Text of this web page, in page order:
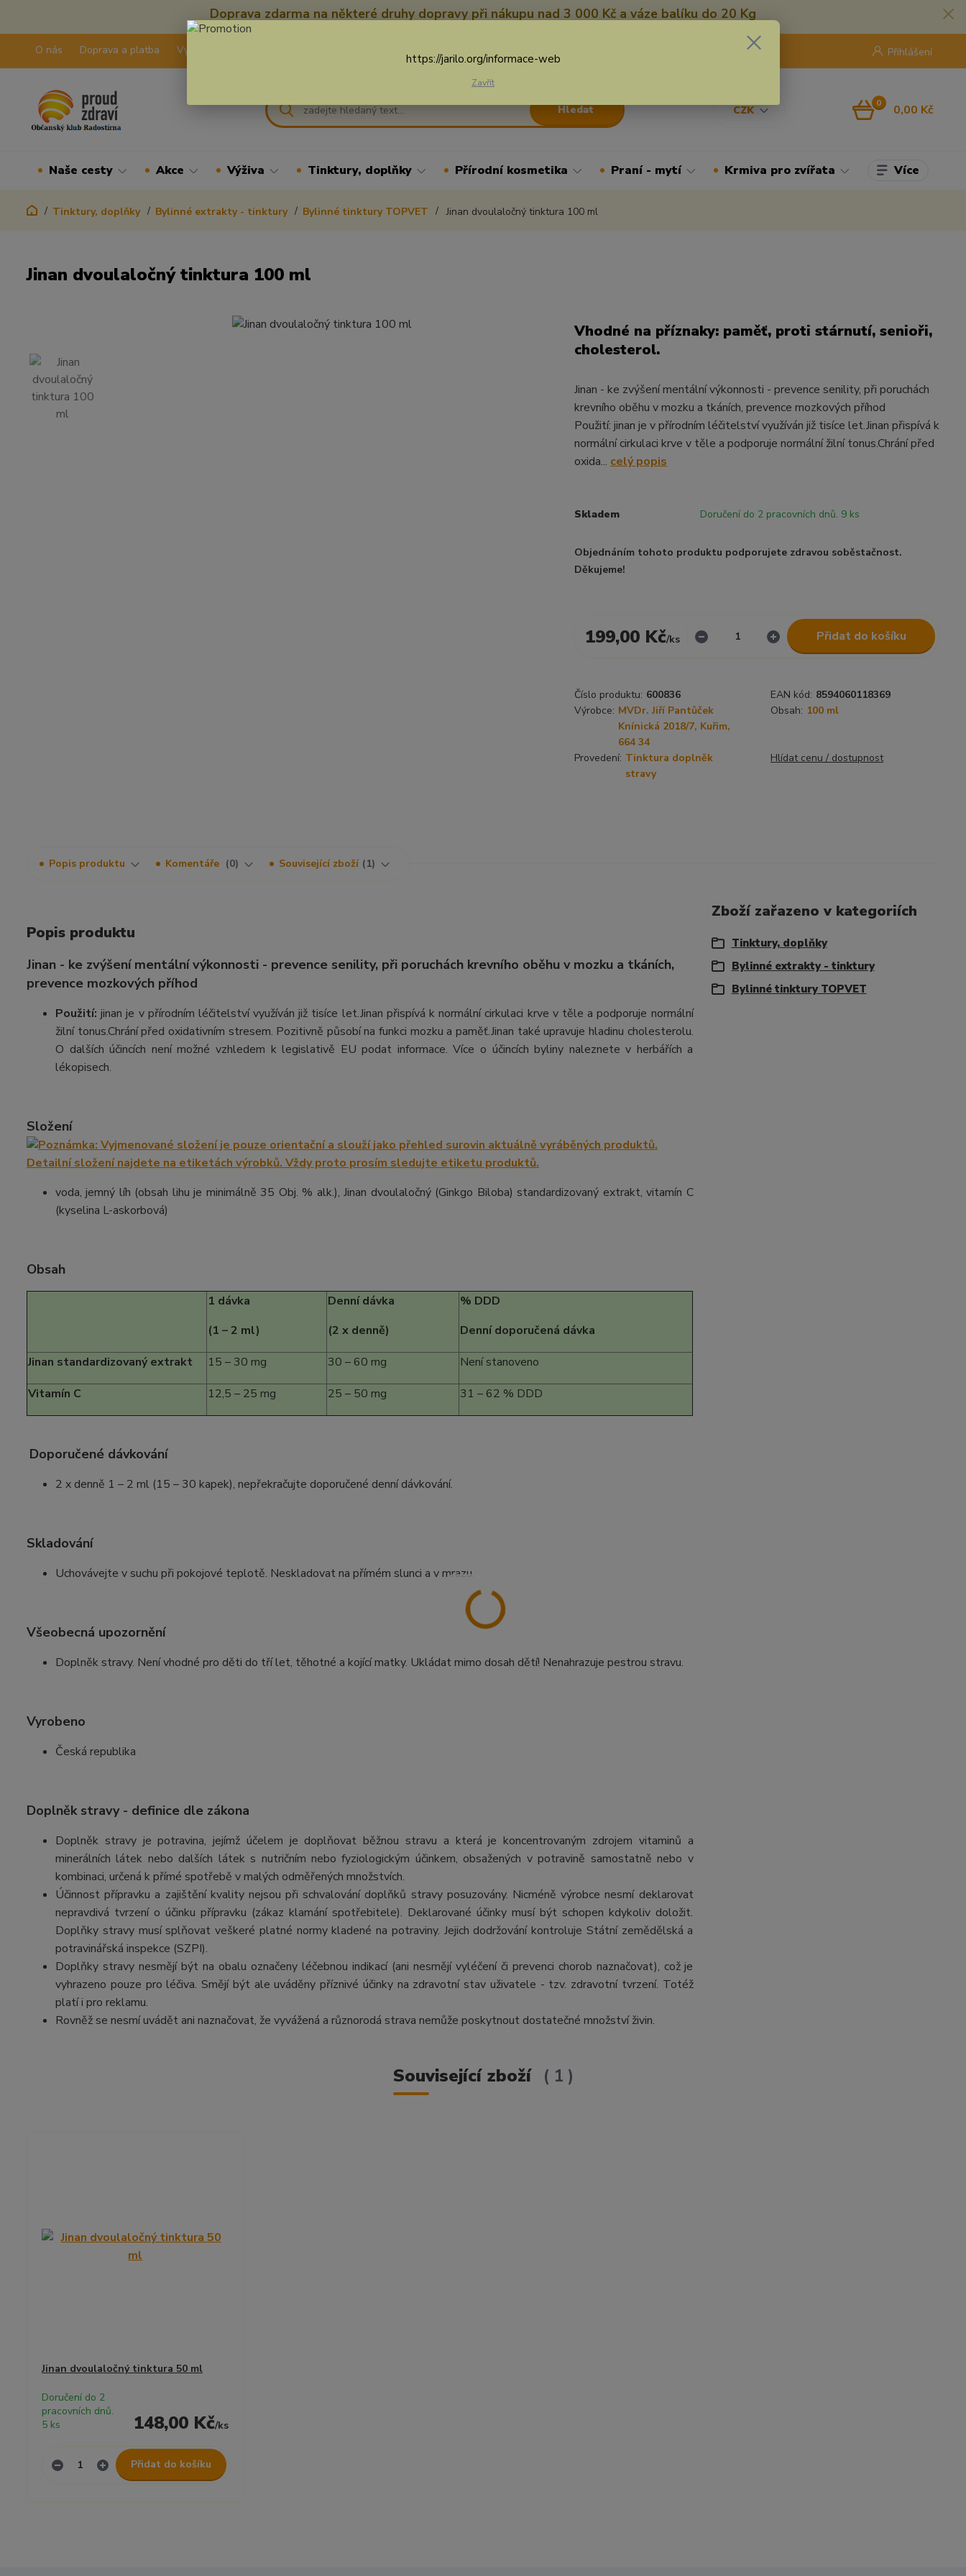
Doprava zdarma na některé druhy dopravy při nákupu nad 3 000 Kč a váze balíku do 20 Kg
O nás Doprava a platba Výdejní pravidla
CZK
Přihlášení
Hledat
8:00 - 16:30
0 0,00 Kč
Naše cesty Akce Výživa Tinktury, doplňky Přírodní kosmetika Praní - mytí Krmiva pro zvířata Více
Tinktury, doplňky Bylinné extrakty - tinktury Bylinné tinktury TOPVET Jinan dvoulaločný tinktura 100 ml
Jinan dvoulaločný tinktura 100 ml
Vhodné na příznaky: paměť, proti stárnutí, senioři,
cholesterol.
Jinan - ke zvýšení mentální výkonnosti - prevence senility, při poruchách
krevního oběhu v mozku a tkáních, prevence mozkových příhod
Použití: jinan je v přírodním léčitelství využíván již tisíce let.Jinan přispívá k
normální cirkulaci krve v těle a podporuje normální žilní tonus.Chrání před
oxida... celý popis
Skladem Doručení do 2 pracovních dnů. 9 ks
Objednáním tohoto produktu podporujete zdravou soběstačnost.
Děkujeme!
199,00 Kč/ks Přidat do košíku
Číslo produktu: 600836 EAN kód: 8594060118369
Výrobce: MVDr. Jiří Pantůček
Knínická 2018/7, Kuřim,
664 34
Obsah: 100 ml
Provedení: Tinktura doplněk
stravy
Hlídat cenu / dostupnost
Popis produktu Komentáře 0 Související zboží 1
Popis produktu
Jinan - ke zvýšení mentální výkonnosti - prevence senility, při poruchách krevního oběhu v mozku a tkáních,
prevence mozkových příhod
Použití:jinan je v přírodním léčitelství využíván již tisíce let.Jinan přispívá k normální cirkulaci krve v těle a podporuje normální
žilní tonus.Chrání před oxidativním stresem. Pozitivně působí na funkci mozku a paměť.Jinan také upravuje hladinu cholesterolu.
O dalších účincích není možné vzhledem k legislativě EU podat informace. Více o účincích byliny naleznete v herbářích a
lékopisech.
Složení
voda, jemný líh (obsah lihu je minimálně 35 Obj. % alk.), Jinan dvoulaločný (Ginkgo Biloba) standardizovaný extrakt, vitamín C
(kyselina L-askorbová)
Obsah
1 dávka
(1 – 2 ml)
Denní dávka
(2 x denně)
% DDD
Denní doporučená dávka
Jinan standardizovaný extrakt
15 – 30 mg 30 – 60 mg
Není stanoveno
Vitamín C
12,5 – 25 mg 25 – 50 mg 31 – 62 % DDD
Doporučené dávkování
2 x denně 1 – 2 ml (15 – 30 kapek), nepřekračujte doporučené denní dávkování.
Skladování
Uchovávejte v suchu při pokojové teplotě. Neskladovat na přímém slunci a v mrazu.
Všeobecná upozornění
Doplněk stravy. Není vhodné pro děti do tří let, těhotné a kojící matky. Ukládat mimo dosah dětí! Nenahrazuje pestrou stravu.
Vyrobeno
Česká republika
Doplněk stravy - definice dle zákona
Doplněk stravy je potravina, jejímž účelem je doplňovat běžnou stravu a která je koncentrovaným zdrojem vitaminů a
minerálních látek nebo dalších látek s nutričním nebo fyziologickým účinkem, obsažených v potravině samostatně nebo v
kombinaci, určená k přímé spotřebě v malých odměřených množstvích.
Účinnost přípravku a zajištění kvality nejsou při schvalování doplňků stravy posuzovány. Nicméně výrobce nesmí deklarovat
nepravdivá tvrzení o účinku přípravku (zákaz klamání spotřebitele). Deklarované účinky musí být schopen kdykoliv doložit.
Doplňky stravy musí splňovat veškeré platné normy kladené na potraviny. Jejich dodržování kontroluje Státní zemědělská a
potravinářská inspekce (SZPI).
Doplňky stravy nesmějí být na obalu označeny léčebnou indikací (ani nesmějí vyléčení či prevenci chorob naznačovat), což je
vyhrazeno pouze pro léčiva. Smějí být ale uváděny příznivé účinky na zdravotní stav uživatele - tzv. zdravotní tvrzení. Totéž
platí i pro reklamu.
Rovněž se nesmí uvádět ani naznačovat, že vyvážená a různorodá strava nemůže poskytnout dostatečné množství živin.
Zboží zařazeno v kategoriích
Tinktury, doplňky
Bylinné extrakty - tinktury
Bylinné tinktury TOPVET
Související zboží 1
Jinan dvoulaločný tinktura 50 ml
148,00 Kč/ks
Doručení do 2
pracovních dnů.
5 ks
Přidat do košíku
https://jarilo.org/informace-web
Zavřít